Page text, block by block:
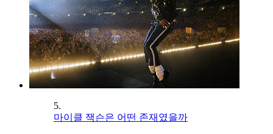
5.
마이클 잭슨은 어떤 존재였을까